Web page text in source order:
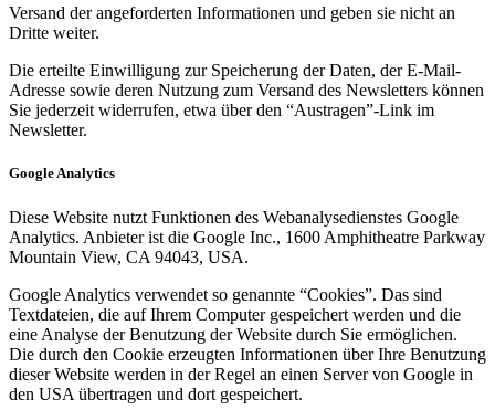
Versand der angeforderten Informationen und geben sie nicht an
Dritte weiter.
Die erteilte Einwilligung zur Speicherung der Daten, der E-Mail-
Adresse sowie deren Nutzung zum Versand des Newsletters können
Sie jederzeit widerrufen, etwa über den “Austragen”-Link im
Newsletter.
Google Analytics
Diese Website nutzt Funktionen des Webanalysedienstes Google
Analytics. Anbieter ist die Google Inc., 1600 Amphitheatre Parkway
Mountain View, CA 94043, USA.
Google Analytics verwendet so genannte “Cookies”. Das sind
Textdateien, die auf Ihrem Computer gespeichert werden und die
eine Analyse der Benutzung der Website durch Sie ermöglichen.
Die durch den Cookie erzeugten Informationen über Ihre Benutzung
dieser Website werden in der Regel an einen Server von Google in
den USA übertragen und dort gespeichert.